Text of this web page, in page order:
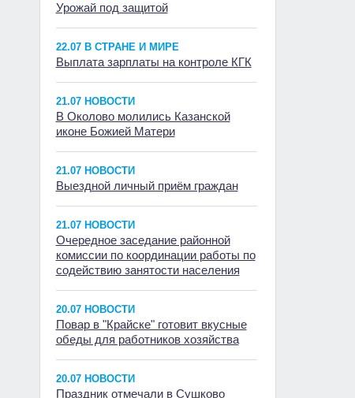
Урожай под защитой
22.07 В СТРАНЕ И МИРЕ
Выплата зарплаты на контроле КГК
21.07 НОВОСТИ
В Околово молились Казанской
иконе Божией Матери
21.07 НОВОСТИ
Выездной личный приём граждан
21.07 НОВОСТИ
Очередное заседание районной
комиссии по координации работы по
содействию занятости населения
20.07 НОВОСТИ
Повар в "Крайске" готовит вкусные
обеды для работников хозяйства
20.07 НОВОСТИ
Праздник отмечали в Сушково